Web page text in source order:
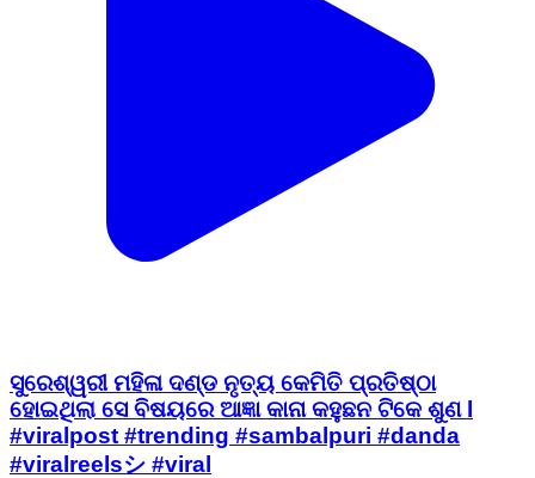
ସୁରେଶ୍ୱରୀ ମହିଳା ଦଣ୍ଡ ନୃତ୍ୟ କେମିତି ପ୍ରତିଷ୍ଠା
ହୋଇଥିଲା ସେ ବିଷୟରେ ଆଜ୍ଞା କାନା କହୁଛନ ଟିକେ ଶୁଣ l
#viralpost #trending #sambalpuri #danda
#viralreelsシ #viral